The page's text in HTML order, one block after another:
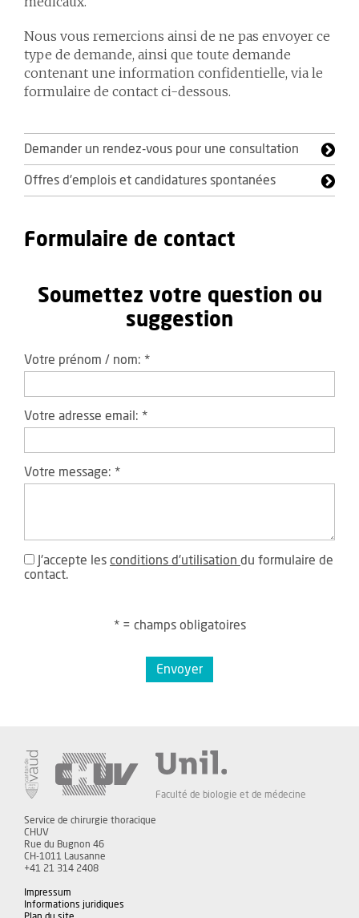
Nous vous remercions ainsi de ne pas envoyer ce
type de demande, ainsi que toute demande
contenant une information confidentielle, via le
formulaire de contact ci-dessous.
Demander un rendez-vous pour une consultation
Offres d'emplois et candidatures spontanées
Formulaire de contact
Soumettez votre question ou
suggestion
Votre prénom / nom: *
Votre adresse email: *
Votre message: *
J'accepte les conditions d'utilisation du formulaire de
contact.
* = champs obligatoires
Envoyer
Faculté de biologie et de médecine
Service de chirurgie thoracique
CHUV
Rue du Bugnon 46
CH-1011 Lausanne
+41 21 314 2408
Impressum
Informations juridiques